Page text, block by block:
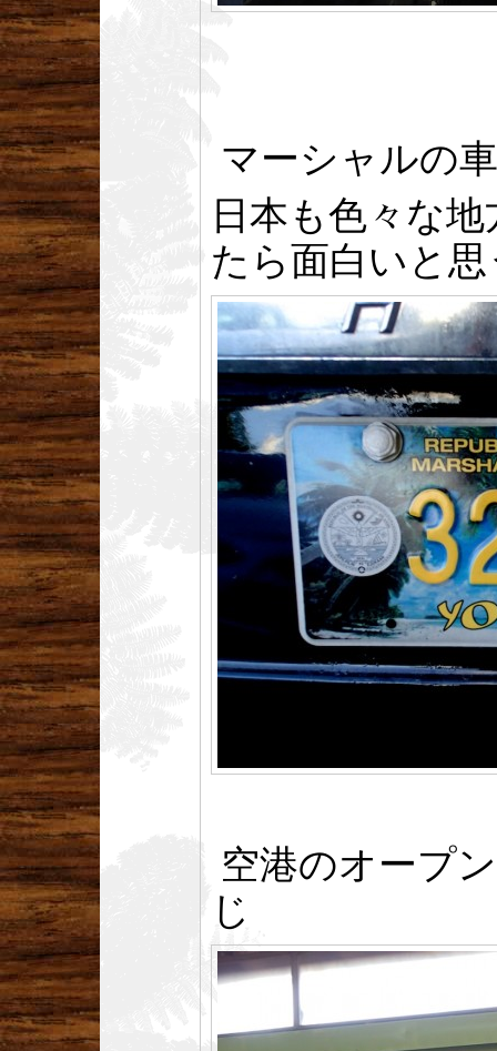
マーシャルの
日本も色々な
たら面白いと
空港のオープ
じ